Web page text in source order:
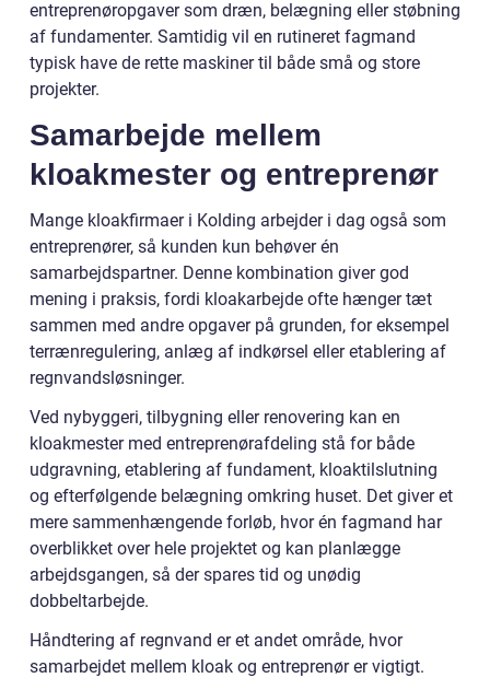
entreprenøropgaver som dræn, belægning eller støbning
af fundamenter. Samtidig vil en rutineret fagmand
typisk have de rette maskiner til både små og store
projekter.
Samarbejde mellem
kloakmester og entreprenør
Mange kloakfirmaer i Kolding arbejder i dag også som
entreprenører, så kunden kun behøver én
samarbejdspartner. Denne kombination giver god
mening i praksis, fordi kloakarbejde ofte hænger tæt
sammen med andre opgaver på grunden, for eksempel
terrænregulering, anlæg af indkørsel eller etablering af
regnvandsløsninger.
Ved nybyggeri, tilbygning eller renovering kan en
kloakmester med entreprenørafdeling stå for både
udgravning, etablering af fundament, kloaktilslutning
og efterfølgende belægning omkring huset. Det giver et
mere sammenhængende forløb, hvor én fagmand har
overblikket over hele projektet og kan planlægge
arbejdsgangen, så der spares tid og unødig
dobbeltarbejde.
Håndtering af regnvand er et andet område, hvor
samarbejdet mellem kloak og entreprenør er vigtigt.